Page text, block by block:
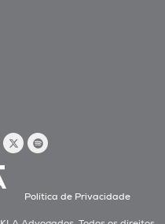
Política de Privacidade